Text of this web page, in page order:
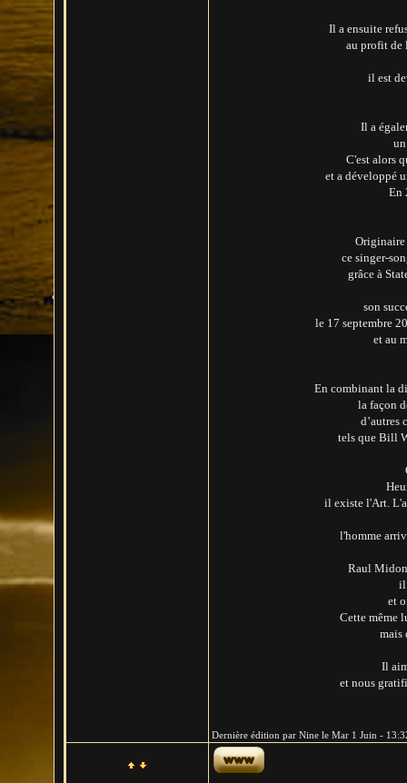
Il a ensuite
au profit de
il est
Il a
C'est alors
et a développé
En
Originaire
ce singer-
grâce à
son
le 17 septembre
et au
En combinant la
la façon
d’autres
tels que Bill
il existe l'Art.
l'homme
Raul Midon
il
et
Cette même
mais
Il
et nous
Dernière édition par Nine le Mar 1 Juin -